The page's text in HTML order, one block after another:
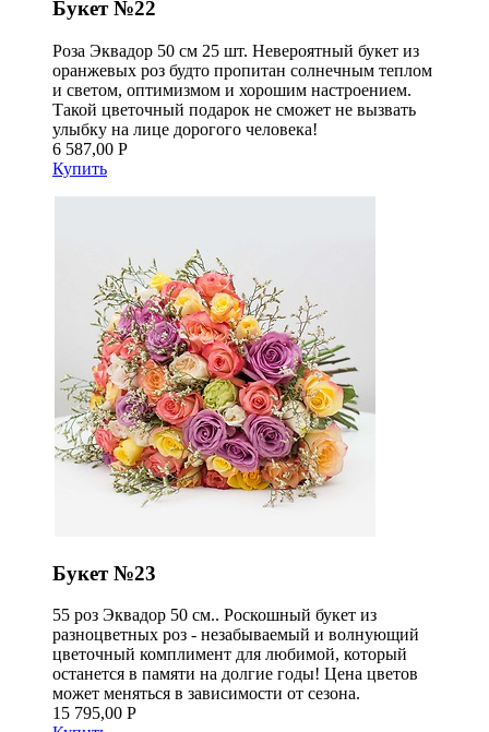
Букет №22
Роза Эквадор 50 см 25 шт. Невероятный букет из
оранжевых роз будто пропитан солнечным теплом
и светом, оптимизмом и хорошим настроением.
Такой цветочный подарок не сможет не вызвать
улыбку на лице дорогого человека!
6 587,00 Р
Купить
Букет №23
55 роз Эквадор 50 см.. Роскошный букет из
разноцветных роз - незабываемый и волнующий
цветочный комплимент для любимой, который
останется в памяти на долгие годы! Цена цветов
может меняться в зависимости от сезона.
15 795,00 Р